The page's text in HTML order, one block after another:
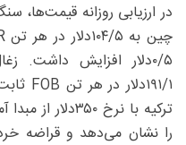
۵/‏‏۰دلار افزایش داشت.